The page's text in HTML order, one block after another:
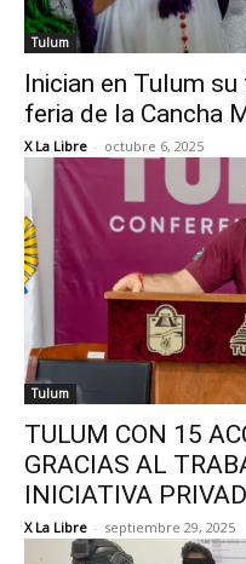
Tulum
Inician en Tulum
feria de la Cancha
X La Libre - octubre 6, 2025
Tulum
TULUM CON 15
GRACIAS AL
INICIATIVA
X La Libre - septiembre 29, 2025